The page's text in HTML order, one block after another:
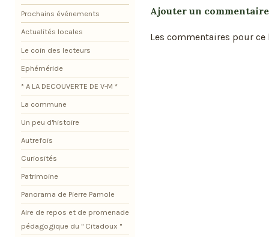
Ajouter un commentaire
Les commentaires pour
Prochains événements
Actualités locales
Le coin des lecteurs
Ephéméride
* A LA DECOUVERTE DE V-M *
La commune
Un peu d'histoire
Autrefois
Curiosités
Patrimoine
Panorama de Pierre Pamole
Aire de repos et de promenade
pédagogique du " Citadoux "